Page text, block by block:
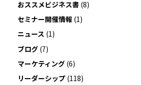
おススメビジネス書 (8)
セミナー開催情報 (1)
ニュース (1)
ブログ (7)
マーケティング (6)
リーダーシップ (118)